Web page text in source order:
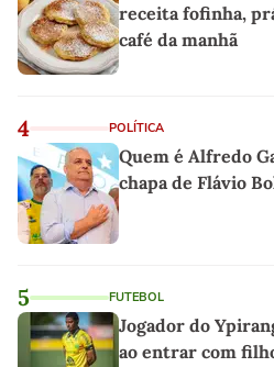
receita fofinha,
café da manhã
4 POLÍTICA
Quem é Alfredo
chapa de Flávio
5 FUTEBOL
Jogador do
ao entrar com